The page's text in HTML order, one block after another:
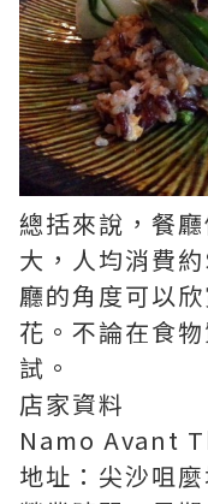
總括來說，餐
大，人均消費
廳的角度可以
花。不論在食
試。
店家資料
Namo Avant
地址：尖沙咀